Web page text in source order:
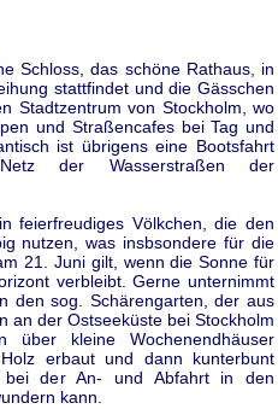
Schloss, das schöne Rathaus, in
stattfindet und die Gässchen
Stadtzentrum von Stockholm, wo
und Straßencafes bei Tag und
ist übrigens eine Bootsfahrt
der Wasserstraßen der
feierfreudiges Völkchen, die den
nutzen, was insbsondere für die
21. Juni gilt, wenn die Sonne für
verbleibt. Gerne unternimmt
den sog. Schärengarten, der aus
an der Ostseeküste bei Stockholm
kleine Wochenendhäuser
erbaut und dann kunterbunt
bei der An- und Abfahrt in den
kann.